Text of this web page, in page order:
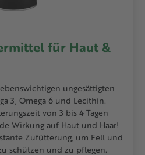
für Haut &
ungesättigten
3, Omega 6 und Lecithin.
von 3 bis 4 Tagen
Wirkung auf Haut und Haar!
Zufütterung, um Fell und
schützen und zu pflegen.